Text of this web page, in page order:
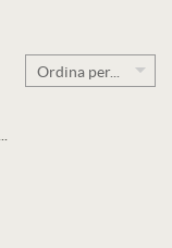
Ordina per...